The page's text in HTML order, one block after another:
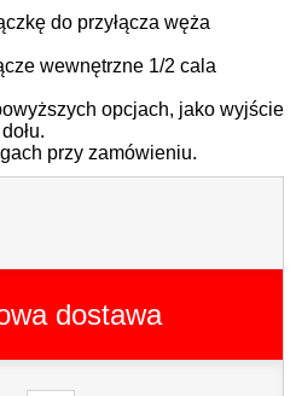
do przyłącza węża
wewnętrzne 1/2 cala
opcjach, jako wyjście
przy zamówieniu.
dostawa